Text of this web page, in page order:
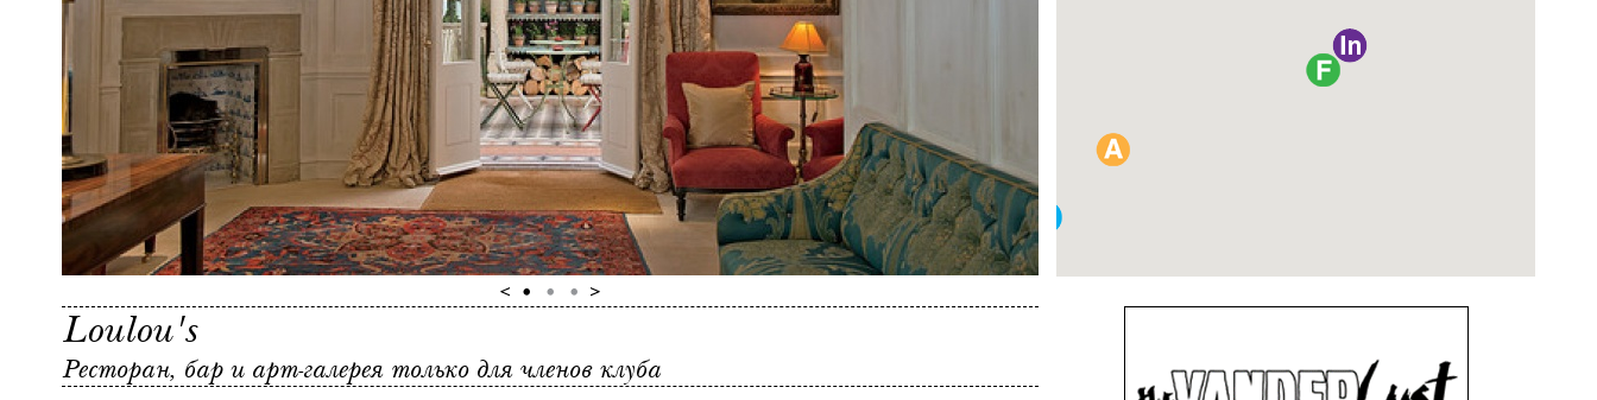
Loulou's
Ресторан, бар и арт-галерея только для членов клуба